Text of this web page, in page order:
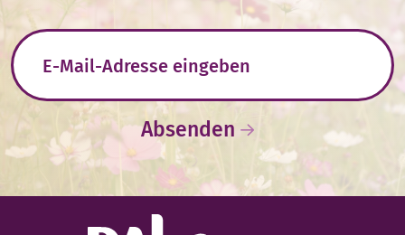
E-Mail-Adresse
Absenden